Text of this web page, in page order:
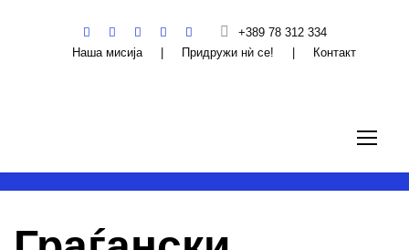
+389 78 312 334
Наша мисија
Придружи нѝ се! Контакт